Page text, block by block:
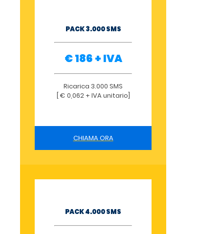
PACK 3.000 SMS
€ 186 + IVA
Ricarica 3.000 SMS
[ € 0,062 + IVA unitario]
CHIAMA ORA
PACK 4.000 SMS